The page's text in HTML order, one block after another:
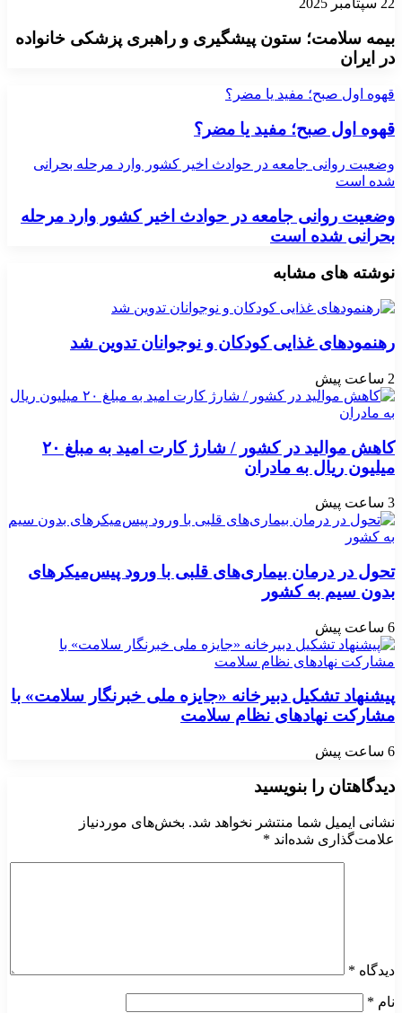
22 سپتامبر 2025
بیمه سلامت؛ ستون پیشگیری و راهبری پزشکی خانواده
در ایران
قهوه اول صبح؛ مفید یا مضر؟
قهوه اول صبح؛ مفید یا مضر؟
وضعیت روانی جامعه در حوادث اخیر کشور وارد مرحله بحرانی
شده است
وضعیت روانی جامعه در حوادث اخیر کشور وارد مرحله
بحرانی شده است
نوشته های مشابه
رهنمودهای غذایی کودکان و نوجوانان تدوین شد
2 ساعت پیش
کاهش موالید در کشور / شارژ کارت امید به مبلغ ۲۰
میلیون ریال به مادران
3 ساعت پیش
تحول در درمان بیماری‌های قلبی با ورود پیس‌میکرهای
بدون سیم به کشور
6 ساعت پیش
پیشنهاد تشکیل دبیرخانه «جایزه ملی خبرنگار سلامت» با
مشارکت نهادهای نظام سلامت
6 ساعت پیش
دیدگاهتان را بنویسید
نشانی ایمیل شما منتشر نخواهد شد. بخش‌های موردنیاز
علامت‌گذاری شده‌اند *
دیدگاه *
نام *